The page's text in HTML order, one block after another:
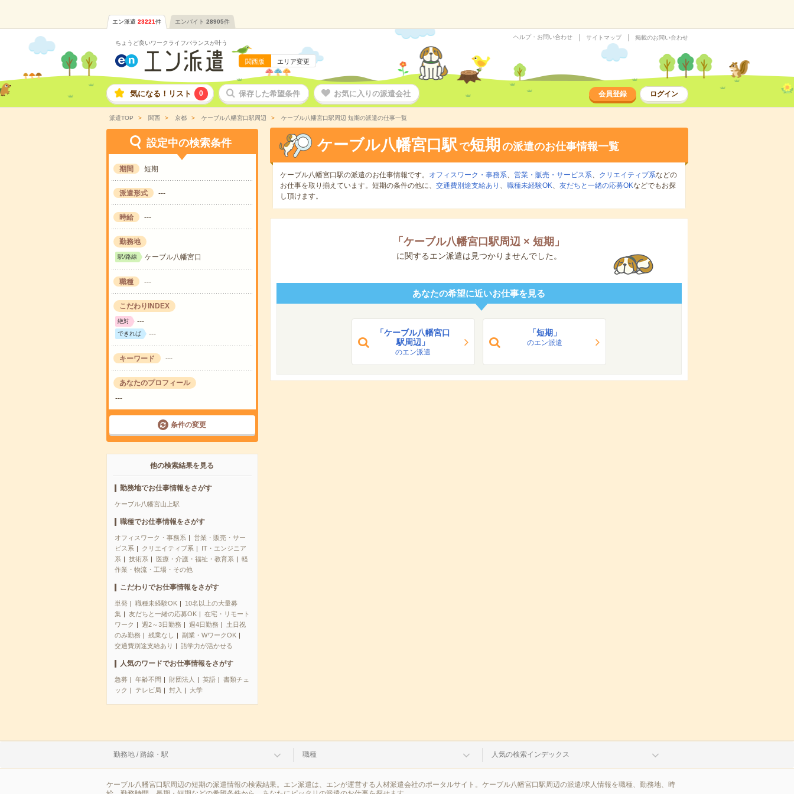
エン派遣 23221件 エンバイト 28905件
ちょうど良いワークライフバランスが叶う
関西版 エリア変更
ヘルプ・お問い合わせ サイトマップ 掲載のお問い合わせ
気になる！リスト 0 保存した希望条件 お気に入りの派遣会社 会員登録 ログイン
派遣TOP 関西 京都 ケーブル八幡宮口駅周辺 ケーブル八幡宮口駅周辺 短期の派遣の仕事一覧
設定中の検索条件
期間 短期
派遣形式 ---
時給 ---
勤務地
駅/路線 ケーブル八幡宮口
職種 ---
こだわりINDEX
絶対 ---
できれば ---
キーワード ---
あなたのプロフィール
---
条件の変更
他の検索結果を見る
勤務地でお仕事情報をさがす
ケーブル八幡宮山上駅
職種でお仕事情報をさがす
オフィスワーク・事務系
営業・販売・サー
ビス系
クリエイティブ系
IT・エンジニア
系
技術系 医療・介護・福祉・教育系
軽
作業・物流・工場・その他
こだわりでお仕事情報をさがす
単発 職種未経験OK
10名以上の大量募
集
友だちと一緒の応募OK
在宅・リモート
ワーク
週2～3日勤務 週4日勤務
土日祝
のみ勤務
残業なし
副業・WワークOK
交通費別途支給あり
語学力が活かせる
人気のワードでお仕事情報をさがす
急募 年齢不問 財団法人 英語
書類チェ
ック
テレビ局 封入 大学
ケーブル八幡宮口駅 で短期 の派遣のお仕事情報一覧
ケーブル八幡宮口駅の派遣のお仕事情報です。 オフィスワーク・事務系、 営業・販売・サービス系、 クリエイティブ系などの
お仕事を取り揃えています。短期の条件の他に、 交通費別途支給あり 、 職種未経験OK、 友だちと一緒の応募OKなどでもお探
し頂けます。
「 ケーブル八幡宮口駅周辺 × 短期 」
に関するエン派遣は見つかりませんでした。
あなたの希望に近いお仕事を見る
「ケーブル八幡宮口
駅周辺」
のエン派遣
「短期」
のエン派遣
勤務地 / 路線・駅 職種 人気の検索インデックス
ケーブル八幡宮口駅周辺の短期の派遣情報の検索結果。エン派遣は、エンが運営する人材派遣会社のポータルサイト。ケーブル八幡宮口駅周辺の派遣/求人情報を職種、勤務地、時